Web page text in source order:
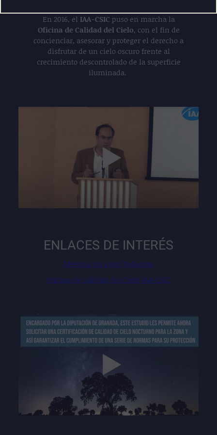
En 2016, el IAA-CSIC puso en marcha la
Oficina de Calidad del Cielo, con el fin de
concienciar, asesorar y proteger el derecho a
disfrutar de un cielo oscuro frente al
crecimiento descontrolado de la superficie
iluminada.
Play Mute Settings
Enter
Play
ENLACES DE INTERÉS
Meeting on Light Pollution
Oficina de Calidad del Cielo IAA-CSIC
Play
01:47
Mute SettingsEnter
Play